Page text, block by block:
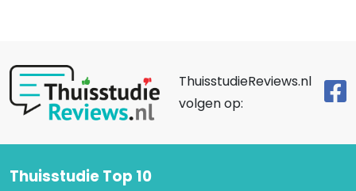
ThuisstudieReviews.nl
volgen op:
Thuisstudie Top 10